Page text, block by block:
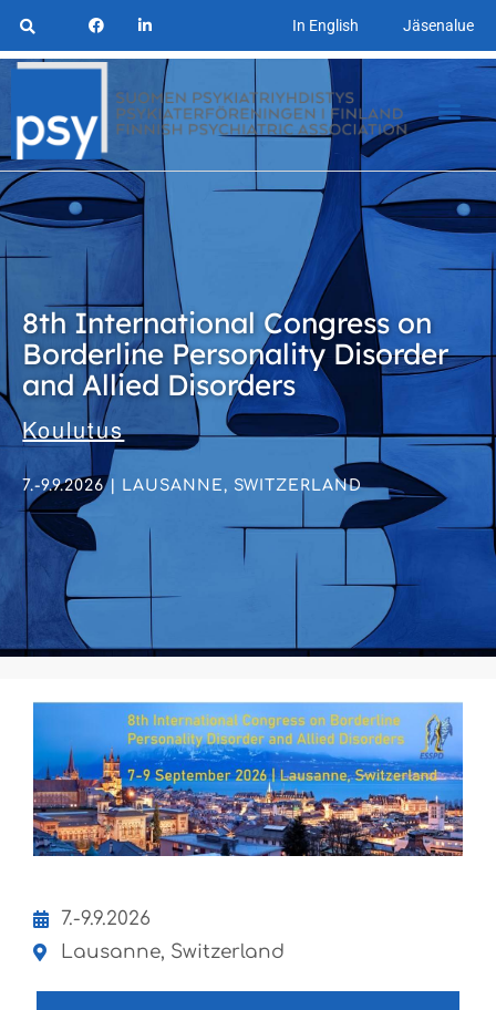
In English Jäsenalue
8th International Congress on
Borderline Personality Disorder
and Allied Disorders
Koulutus
7.-9.9.2026 | LAUSANNE, SWITZERLAND
7.-9.9.2026
Lausanne, Switzerland